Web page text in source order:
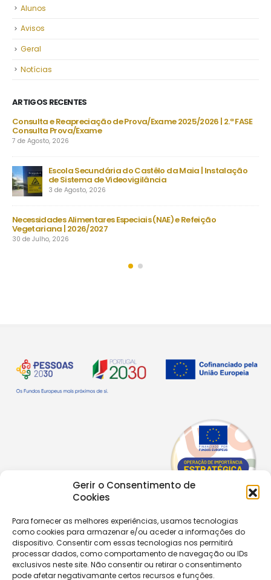
Gerir o Consentimento de
Cookies
Para fornecer as melhores experiências, usamos tecnologias
como cookies para armazenar e/ou aceder a informações do
dispositivo. Consentir com essas tecnologias nos permitirá
processar dados, como comportamento de navegação ou IDs
exclusivos neste site. Não consentir ou retirar o consentimento
pode afetar negativamante certos recursos e funções.
Alunos
Avisos
Geral
Notícias
ARTIGOS RECENTES
| 2.ª FASE
| Instalação
Projeto “BONJOUR, LE FRANÇAIS!” | “LES
Despacho Normativo n.º 8-B/2026 | Época
setembro | Exames finais nacionais ensino
23 de Julho, 2026
Manuais Escolares 2026/27 | Vouchers e manuais
22 de Julho, 2026
Copyright © 2026 |Equipa de Comunicação Digital
Política de Privacidade| PPPDPAECM|PPRCIC
CONTACTOS